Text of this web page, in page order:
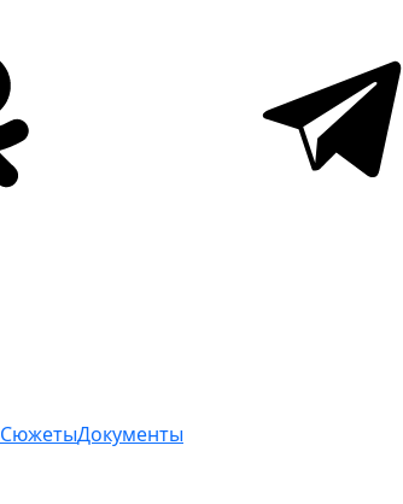
СюжетыДокументы